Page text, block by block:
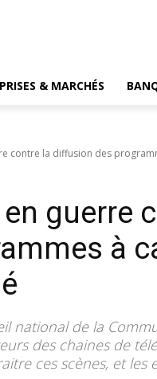
& MARCHÉS
contre la diffusion des
guerre
à
national de la
des chaines de
ces scènes, et les